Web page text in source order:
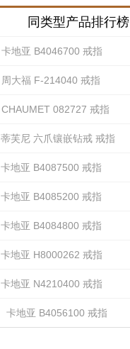
同类型产品排行榜
卡地亚 B4046700 戒指
周大福 F-214040 戒指
CHAUMET 082727 戒指
蒂芙尼 六爪镶嵌钻戒 戒指
卡地亚 B4087500 戒指
卡地亚 B4085200 戒指
卡地亚 B4084800 戒指
卡地亚 H8000262 戒指
卡地亚 N4210400 戒指
卡地亚 B4056100 戒指